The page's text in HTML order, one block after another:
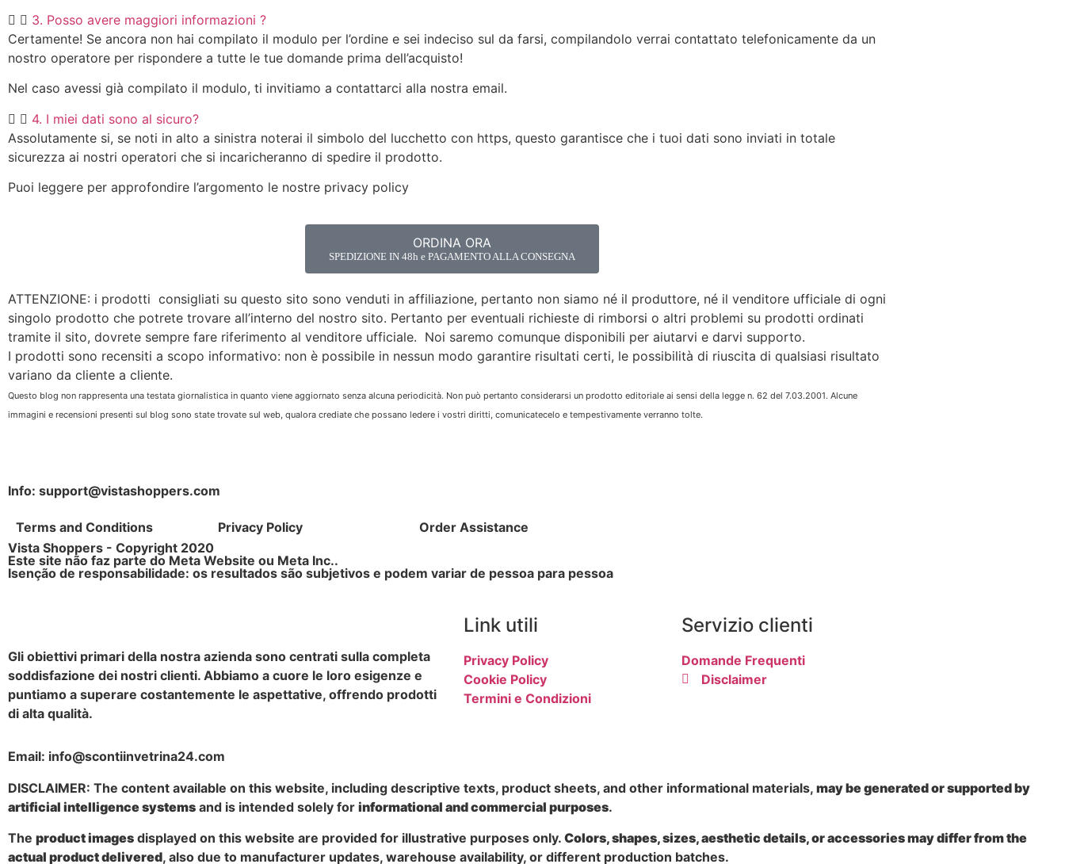
3. Posso avere maggiori informazioni ?
Certamente! Se ancora non hai compilato il modulo per l’ordine e sei indeciso sul da farsi, compilandolo verrai contattato telefonicamente da un
nostro operatore per rispondere a tutte le tue domande prima dell’acquisto!
Nel caso avessi già compilato il modulo, ti invitiamo a contattarci alla nostra email.
4. I miei dati sono al sicuro?
Assolutamente si, se noti in alto a sinistra noterai il simbolo del lucchetto con https, questo garantisce che i tuoi dati sono inviati in totale
sicurezza ai nostri operatori che si incaricheranno di spedire il prodotto.
Puoi leggere per approfondire l’argomento le nostre privacy policy
ORDINA ORA
SPEDIZIONE IN 48h e PAGAMENTO ALLA CONSEGNA
ATTENZIONE: i prodotti consigliati su questo sito sono venduti in affiliazione, pertanto non siamo né il produttore, né il venditore ufficiale di ogni
singolo prodotto che potrete trovare all’interno del nostro sito. Pertanto per eventuali richieste di rimborsi o altri problemi su prodotti ordinati
tramite il sito, dovrete sempre fare riferimento al venditore ufficiale. Noi saremo comunque disponibili per aiutarvi e darvi supporto.
I prodotti sono recensiti a scopo informativo: non è possibile in nessun modo garantire risultati certi, le possibilità di riuscita di qualsiasi risultato
variano da cliente a cliente.
Questo blog non rappresenta una testata giornalistica in quanto viene aggiornato senza alcuna periodicità. Non può pertanto considerarsi un prodotto editoriale ai sensi della legge n. 62 del 7.03.2001. Alcune
immagini e recensioni presenti sul blog sono state trovate sul web, qualora crediate che possano ledere i vostri diritti, comunicatecelo e tempestivamente verranno tolte.
Info: support@vistashoppers.com
Terms and Conditions Privacy Policy
Order Assistance
Vista Shoppers - Copyright 2020
Este site não faz parte do Meta Website ou Meta Inc..
Isenção de responsabilidade: os resultados são subjetivos e podem variar de pessoa para pessoa
Gli obiettivi primari della nostra azienda sono centrati sulla completa
soddisfazione dei nostri clienti. Abbiamo a cuore le loro esigenze e
puntiamo a superare costantemente le aspettative, offrendo prodotti
di alta qualità.
Email: info@scontiinvetrina24.com
Link utili
Privacy Policy
Cookie Policy
Termini e Condizioni
Servizio clienti
Domande Frequenti
Disclaimer
DISCLAIMER: The content available on this website, including descriptive texts, product sheets, and other informational materials, may be generated or supported by
artificial intelligence systems and is intended solely for informational and commercial purposes.
The product images displayed on this website are provided for illustrative purposes only. Colors, shapes, sizes, aesthetic details, or accessories may differ from the
actual product delivered, also due to manufacturer updates, warehouse availability, or different production batches.